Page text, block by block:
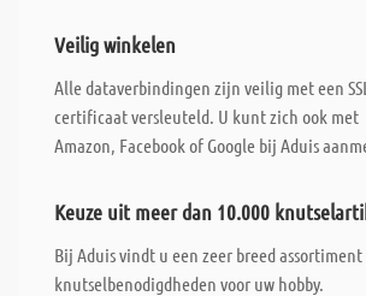
Veilig winkelen
Alle dataverbindingen zijn veilig met een SSL
certificaat versleuteld. U kunt zich ook met
Amazon, Facebook of Google bij Aduis
Keuze uit meer dan 10.000
Bij Aduis vindt u een zeer breed assortiment
knutselbenodigdheden voor uw hobby.